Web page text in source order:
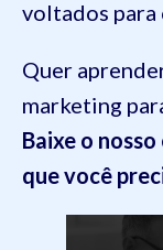
voltados
Quer
marketing
Baixe o
que você